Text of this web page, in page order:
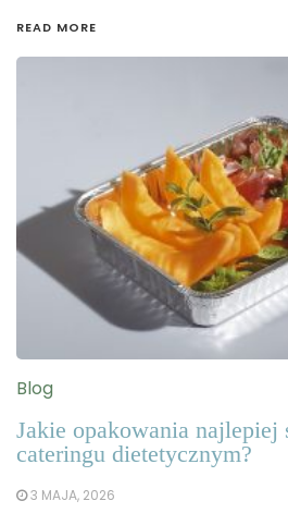
READ MORE
Blog
Jakie opakowania najlepiej
cateringu dietetycznym?
3 MAJA, 2026